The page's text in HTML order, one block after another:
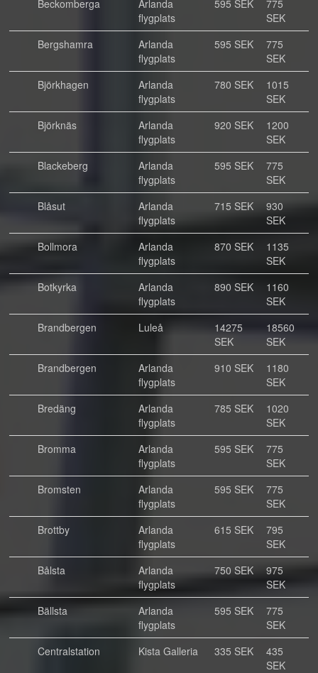
Beckomberga
Arlanda
flygplats
595 SEK
775
SEK
Bergshamra
Arlanda
flygplats
595 SEK
775
SEK
Björkhagen
Arlanda
flygplats
780 SEK
1015
SEK
Björknäs
Arlanda
flygplats
920 SEK
1200
SEK
Blackeberg
Arlanda
flygplats
595 SEK
775
SEK
Blåsut
Arlanda
flygplats
715 SEK
930
SEK
Bollmora
Arlanda
flygplats
870 SEK
1135
SEK
Botkyrka
Arlanda
flygplats
890 SEK
1160
SEK
Brandbergen
Luleå
14275
SEK
18560
SEK
Brandbergen
Arlanda
flygplats
910 SEK
1180
SEK
Bredäng
Arlanda
flygplats
785 SEK
1020
SEK
Bromma
Arlanda
flygplats
595 SEK
775
SEK
Bromsten
Arlanda
flygplats
595 SEK
775
SEK
Brottby
Arlanda
flygplats
615 SEK
795
SEK
Bålsta
Arlanda
flygplats
750 SEK
975
SEK
Bällsta
Arlanda
flygplats
595 SEK
775
SEK
Centralstation
Kista Galleria 335 SEK
435
SEK